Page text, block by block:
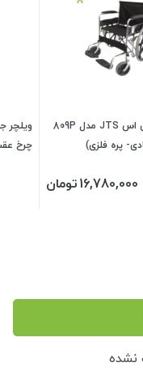
ویلچر جی تی اس JTS مدل 809P
پره فلزی)
16,780,000تومان
چرخ
نشده